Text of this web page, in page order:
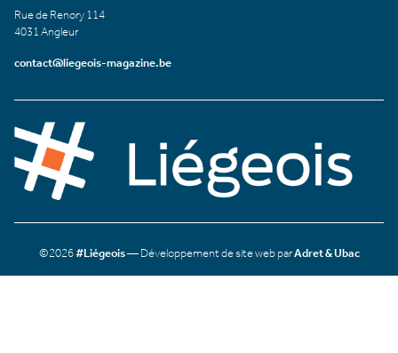
Rue de Renory 114
4031 Angleur
contact@liegeois-magazine.be
©2026#Liégeois— Développement de site web parAdret & Ubac